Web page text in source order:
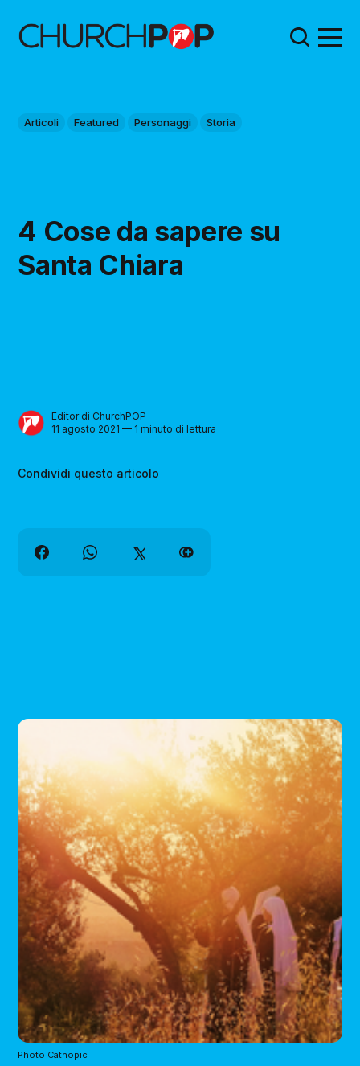
Articoli Featured Personaggi Storia
4 Cose da sapere su
Santa Chiara
Editor di ChurchPOP
11 agosto 2021 — 1 minuto di lettura
Condividi questo articolo
Photo Cathopic